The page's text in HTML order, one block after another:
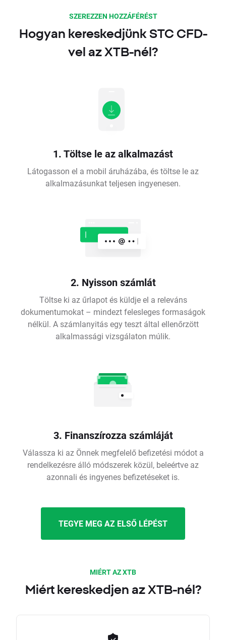
SZEREZZEN HOZZÁFÉRÉST
Hogyan kereskedjünk STC CFD-
vel az XTB-nél?
1. Töltse le az alkalmazást
Látogasson el a mobil áruházába, és töltse le az
alkalmazásunkat teljesen ingyenesen.
2. Nyisson számlát
Töltse ki az űrlapot és küldje el a releváns
dokumentumokat – mindezt felesleges formaságok
nélkül. A számlanyitás egy teszt által ellenőrzött
alkalmassági vizsgálaton múlik.
3. Finanszírozza számláját
Válassza ki az Önnek megfelelő befizetési módot a
rendelkezésre álló módszerek közül, beleértve az
azonnali és ingyenes befizetéseket is.
TEGYE MEG AZ ELSŐ LÉPÉST
MIÉRT AZ XTB
Miért kereskedjen az XTB-nél?